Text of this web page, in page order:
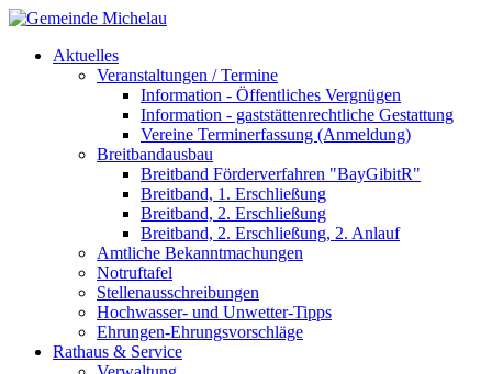
Aktuelles
Veranstaltungen / Termine
Information - Öffentliches Vergnügen
Information - gaststättenrechtliche Gestattung
Vereine Terminerfassung (Anmeldung)
Breitbandausbau
Breitband Förderverfahren "BayGibitR"
Breitband, 1. Erschließung
Breitband, 2. Erschließung
Breitband, 2. Erschließung, 2. Anlauf
Amtliche Bekanntmachungen
Notruftafel
Stellenausschreibungen
Hochwasser- und Unwetter-Tipps
Ehrungen-Ehrungsvorschläge
Rathaus & Service